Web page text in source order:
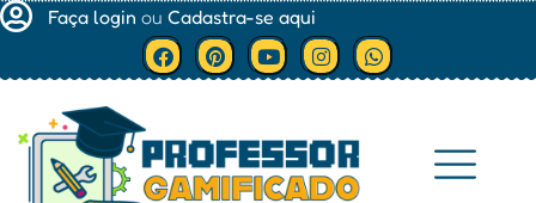
Faça login ou Cadastra-se aqui